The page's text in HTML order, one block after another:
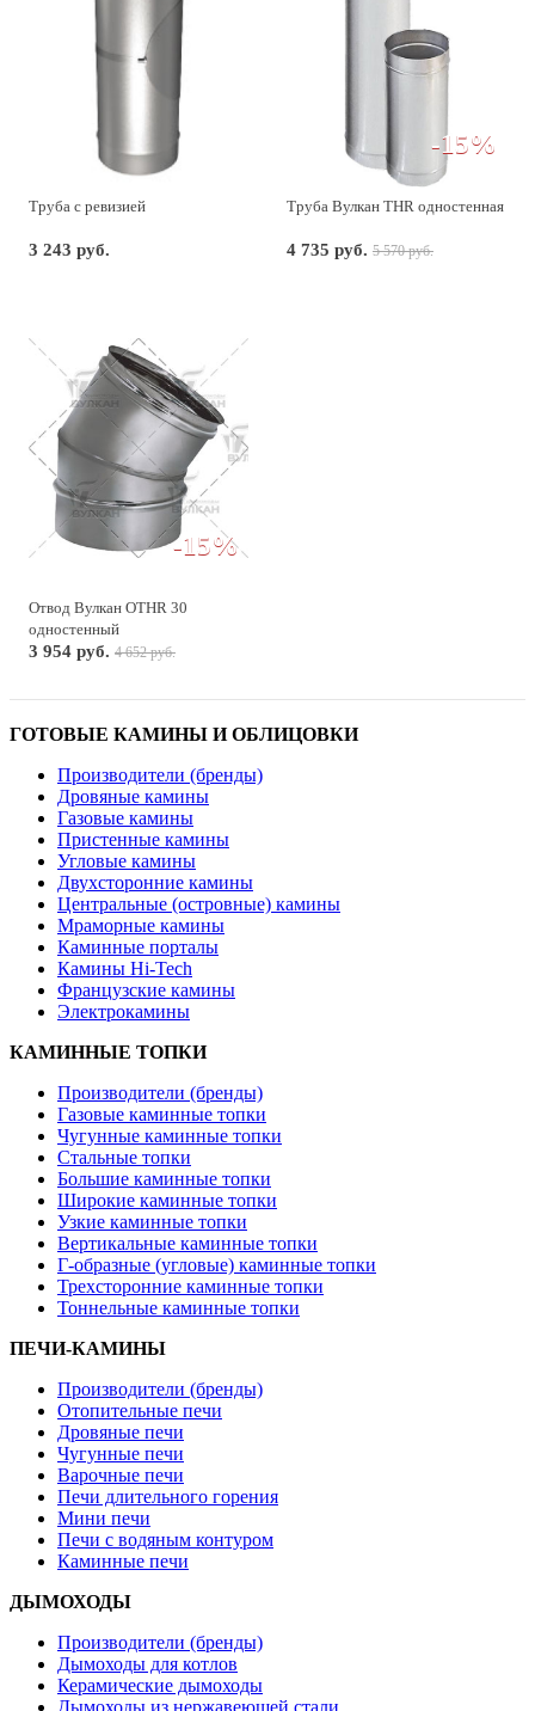
Труба с ревизией
3 243 руб.
-15%
Труба Вулкан THR одностенная
4 735 руб. 5 570 руб.
-15%
Отвод Вулкан OTHR 30
одностенный
3 954 руб. 4 652 руб.
ГОТОВЫЕ КАМИНЫ И ОБЛИЦОВКИ
Производители (бренды)
Дровяные камины
Газовые камины
Пристенные камины
Угловые камины
Двухсторонние камины
Центральные (островные) камины
Мраморные камины
Каминные порталы
Камины Hi-Tech
Французские камины
Электрокамины
КАМИННЫЕ ТОПКИ
Производители (бренды)
Газовые каминные топки
Чугунные каминные топки
Стальные топки
Большие каминные топки
Широкие каминные топки
Узкие каминные топки
Вертикальные каминные топки
Г-образные (угловые) каминные топки
Трехсторонние каминные топки
Тоннельные каминные топки
ПЕЧИ-КАМИНЫ
Производители (бренды)
Отопительные печи
Дровяные печи
Чугунные печи
Варочные печи
Печи длительного горения
Мини печи
Печи с водяным контуром
Каминные печи
ДЫМОХОДЫ
Производители (бренды)
Дымоходы для котлов
Керамические дымоходы
Дымоходы из нержавеющей стали